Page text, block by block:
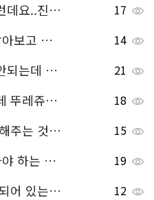
비뇨기과 진료 필요해서 그런데요..진짜 진료 잘 하기로 유명한 청주 비뇨기과 알려주세요..! 17
SK 입사 하려고 이것저것 알아보고 있는데, 여기는 SKCT 인성검사 꼭 해야 하는 것 같더라고요~ 혹시 SKCT 인성검사 모의 테스트 무료로 해볼 수 있는 곳 있으면 알려주세요. 14
이모빌라이저 키가 인식이 안되는데 이모빌라이저 해제 방법 좀 알려주세요. 21
뚜레쥬르 롤케익 먹고 싶은데 뚜레쥬르 할인 받는 방법 알려주세요!! 18
일당 계산기 계산 정확하게 해주는 것 알려주세요! 15
혹시 운전 면허 연수 꼭 받아야 하는 건가요?? 19
농업용 물탱크 야외에 설치 되어 있는데 겨울에도 사용해야 해요 동파 될까봐 걱정되는데 동파 방지 하는 방법 알려주세요! 12